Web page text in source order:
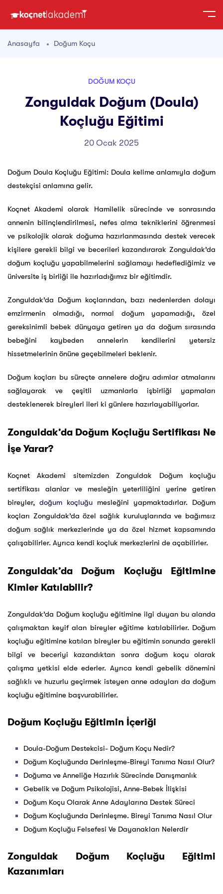
Anasayfa Doğum Koçu
DOĞUM KOÇU
Zonguldak Doğum (Doula)
Koçluğu Eğitimi
20 Ocak 2025
Doğum Doula Koçluğu Eğitimi: Doula kelime anlamıyla doğum
destekçisi anlamına gelir.
Koçnet Akademi olarak Hamilelik sürecinde ve sonrasında
annenin bilinçlendirilmesi, nefes alma tekniklerini öğrenmesi
ve psikolojik olarak doğuma hazırlanmasında destek verecek
kişilere gerekli bilgi ve becerileri kazandırarak Zonguldak’da
doğum koçluğu yapabilmelerini sağlamayı hedeflediğimiz ve
üniversite iş birliği ile hazırladığımız bir eğitimdir.
Zonguldak’da Doğum koçlarından, bazı nedenlerden dolayı
emzirmenin olmadığı, normal doğum yapamadığı, özel
gereksinimli bebek dünyaya getiren ya da doğum sırasında
bebeğini kaybeden annelerin kendilerini yetersiz
hissetmelerinin önüne geçebilmeleri beklenir.
Doğum koçları bu süreçte annelere doğru adımlar atmalarını
sağlayarak ve çeşitli uzmanlarla işbirliği yapmaları
desteklenerek bireyleri ileri ki günlere hazırlayabiliyorlar.
Zonguldak’da Doğum Koçluğu Sertifikası Ne
İşe Yarar?
Koçnet Akademi sitemizden Zonguldak Doğum koçluğu
sertifikası alanlar ve mesleğin yeterliliğini yerine getiren
bireyler, doğum koçluğu mesleğini yapmaktadırlar. Doğum
koçları Zonguldak’da özel sağlık kuruluşlarında ve bağımsız
doğum sağlık merkezlerinde ya da özel hizmet kapsamında
çalışabilirler. Ayrıca kendi koçluk merkezlerini de açabilirler.
Zonguldak’da Doğum Koçluğu Eğitimine
Kimler Katılabilir?
Zonguldak’da Doğum koçluğu eğitimine ilgi duyan bu alanda
çalışmaktan keyif alan bireyler eğitime katılabilirler. Doğum
koçluğu eğitimine katılan bireyler bu eğitimin sonunda gerekli
bilgi ve beceriyi kazandıktan sonra doğum koçu olarak
çalışma yetkisi elde ederler. Ayrıca kendi gebelik dönemini
sağlıklı ve huzurlu geçirmek isteyen anne adayları da doğum
koçluğu eğitimine başvurabilirler.
Doğum Koçluğu Eğitimin İçeriği
Doula-Doğum Destekcisi- Doğum Koçu Nedir?
Doğum Koçluğunda Derinleşme-Bireyi Tanıma Nasıl Olur?
Doğuma ve Anneliğe Hazırlık Sürecinde Danışmanlık
Gebelik ve Doğum Psikolojisi, Anne-Bebek İlişkisi
Doğum Koçu Olarak Anne Adaylarına Destek Süreci
Doğum Koçluğunda Derinleşme. Bireyi Tanıma Nasıl Olur
Doğum Koçluğu Felsefesi Ve Dayanakları Nelerdir
Zonguldak Doğum Koçluğu Eğitimi
Kazanımları